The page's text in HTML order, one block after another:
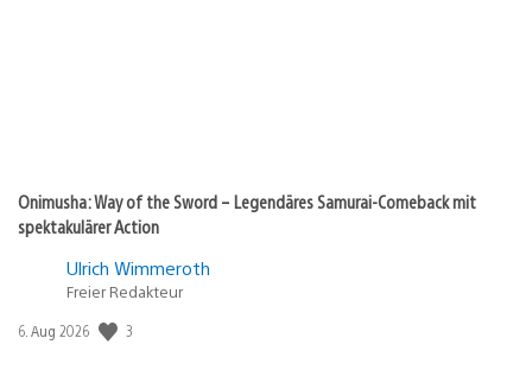
Onimusha: Way of the Sword – Legendäres Samurai-Comeback mit
spektakulärer Action
Ulrich Wimmeroth
Freier Redakteur
Veröffentlichungsdatum:
6. Aug 2026 3